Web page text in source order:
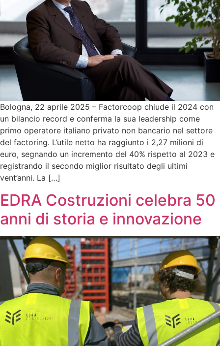
Bologna, 22 aprile 2025 – Factorcoop chiude il 2024 con
un bilancio record e conferma la sua leadership come
primo operatore italiano privato non bancario nel settore
del factoring. L’utile netto ha raggiunto i 2,27 milioni di
euro, segnando un incremento del 40% rispetto al 2023 e
registrando il secondo miglior risultato degli ultimi
vent’anni. La […]
EDRA Costruzioni celebra 50
anni di storia e innovazione